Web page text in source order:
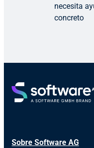
necesita
concreto
Sobre Software AG